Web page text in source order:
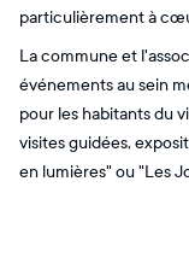
particulièrement à
La commune et
événements au sein
pour les habitants du
visites guidées,
en lumières" ou "Les